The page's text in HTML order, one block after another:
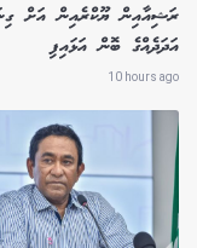
ރަޝިއާއިން ޔޫކްރެއިން އަށް
އަދަދެއްގެ ބޮން އަޅައިފި
10 hours ago